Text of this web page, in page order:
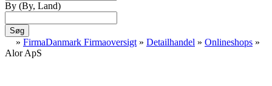
By (By, Land)
Søg
» FirmaDanmark Firmaoversigt » Detailhandel » Onlineshops »
Alor ApS